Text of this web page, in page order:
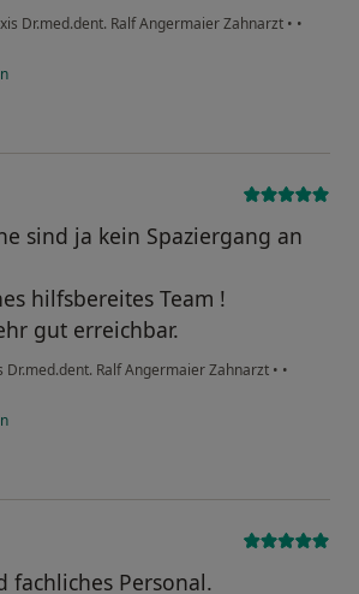
Dr.med.dent. Ralf Angermaier Zahnarzt • •
sind ja kein Spaziergang an
hilfsbereites Team !
gut erreichbar.
Dr.med.dent. Ralf Angermaier Zahnarzt • •
fachliches Personal.